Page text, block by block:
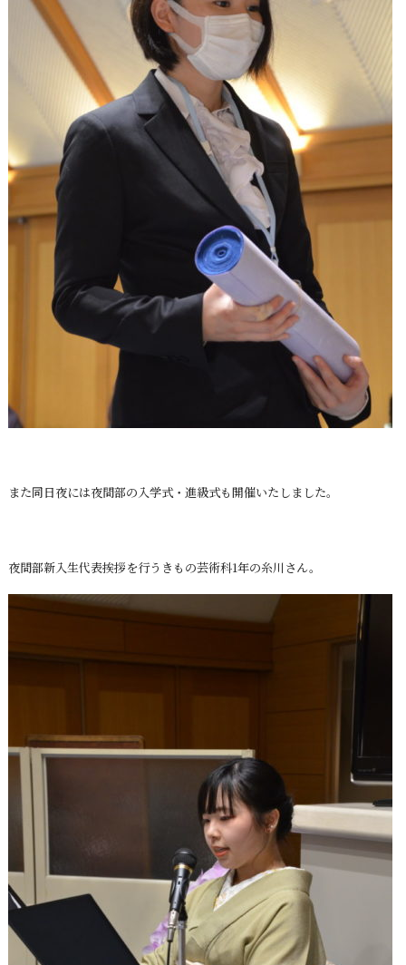
また同日夜には夜間部の入学式・進級式も開催いたしました。
夜間部新入生代表挨拶を行うきもの芸術科1年の糸川さん。